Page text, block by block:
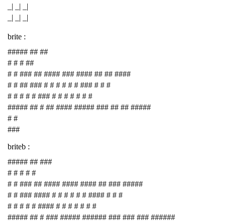
_| _| _|
_| _| _|
brite :
##### ## ##
# # # ##
# # ### ## #### ### #### ## ## ####
# # ## ### # # # # # # ### # # #
# # # # # ### # # # # # # #
##### ## # ## #### ##### ### ## ## #####
# #
###
briteb :
##### ## ###
# # # # #
# # ### ## #### #### #### ## ### #####
# # ### #### # # # # # # #### # # #
# # # # # #### # # # # # # #
##### ## # ### ##### ###### ### ### ### ######